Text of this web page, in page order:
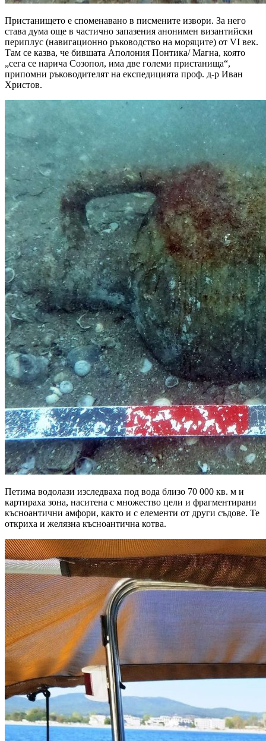
Пристанището е споменавано в писмените извори. За него
става дума още в частично запазения анонимен византийски
периплус (навигационно ръководство на моряците) от VI век.
Там се казва, че бившата Аполония Понтика/ Магна, която
„сега се нарича Созопол, има две големи пристанища“,
припомни ръководителят на експедицията проф. д-р Иван
Христов.
Петима водолази изследваха под вода близо 70 000 кв. м и
картираха зона, наситена с множество цели и фрагментирани
късноантични амфори, както и с елементи от други съдове. Те
откриха и желязна късноантична котва.